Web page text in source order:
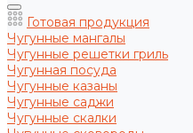
Готовая продукция
Чугунные мангалы
Чугунные решетки гриль
Чугунная посуда
Чугунные казаны
Чугунные саджи
Чугунные скалки